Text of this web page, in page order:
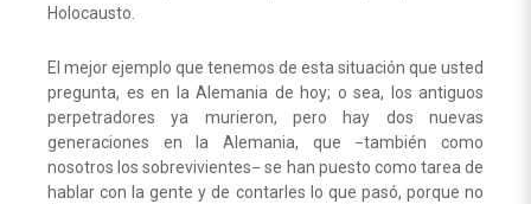
Holocausto.
El mejor ejemplo que tenemos de esta situación que usted
pregunta, es en la Alemania de hoy; o sea, los antiguos
perpetradores ya murieron, pero hay dos nuevas
generaciones en la Alemania, que −también como
nosotros los sobrevivientes− se han puesto como tarea de
hablar con la gente y de contarles lo que pasó, porque no